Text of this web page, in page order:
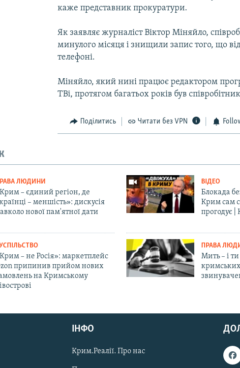
каже представник прокуратури.
Як заявляє журналіст Віктор Міняйло,
минулого місяця і знищили запис того, що
телефоні.
Міняйло, який нині працює редактором
ТВі, протягом багатьох років був
Поділитись Читати без VPN
ЛЮДИНИ
– єдиний регіон, де
– меншість»: дискусія
нової пам'ятної дати
ВІДЕО
Блокада
Крим сам
прогодує |
– не Росія»: маркетплейс
припинив прийом нових
на Кримському
ПРАВА
Мить – і
кримських
ІНФО
Крим.Реалії. Про нас